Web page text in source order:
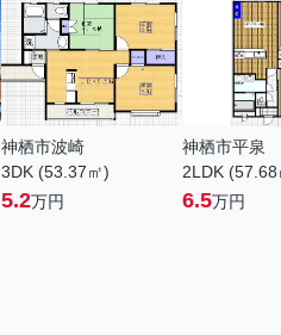
神栖市波崎
3DK (53.37㎡)
5.2万円
神栖市平泉
2LDK (57.68
6.5万円